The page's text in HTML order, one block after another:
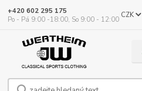
CZK
+420 602 295 175
Po - Pá 9:00 -18:00, So 9:00 - 12:00